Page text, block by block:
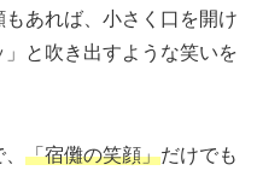
あれば、小さく口を開け
と吹き出すような笑いを
「宿儺の笑顔」だけでも